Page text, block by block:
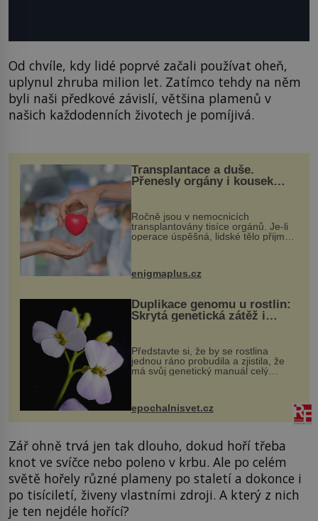
Od chvíle, kdy lidé poprvé začali používat oheň,
uplynul zhruba milion let. Zatímco tehdy na něm
byli naši předkové závislí, většina plamenů v
našich každodenních životech je pomíjivá.
Transplantace a duše.
Přenesly orgány i kousek
Ročně jsou v nemocnicích
transplantovány tisíce orgánů. Je-li
operace úspěšná, lidské tělo přijme
enigmaplus.cz
Duplikace genomu u rostlin:
Skrytá genetická zátěž i
Představte si, že by se rostlina
jednou ráno probudila a zjistila, že
má svůj genetický manuál celý
vstupenka...
epochalnisvet.cz
Zář ohně trvá jen tak dlouho, dokud hoří třeba
knot ve svíčce nebo poleno v krbu. Ale po celém
světě hořely různé plameny po staletí a dokonce i
po tisíciletí, živeny vlastními zdroji. A který z nich
je ten nejdéle hořící?